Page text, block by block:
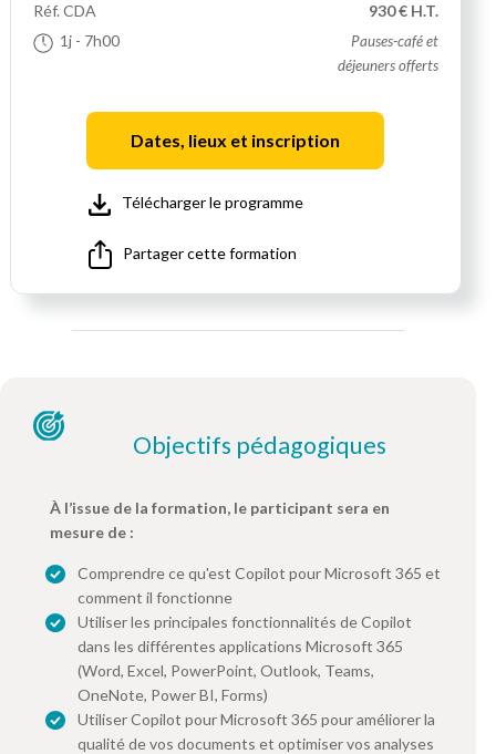
Réf.CDA
1j - 7h00
930 € H.T.
Pauses-café et
déjeuners offerts
Dates, lieux et inscription
Télécharger le programme
Partager cette formation
Objectifs pédagogiques
À l’issue de la formation, le participant sera en
mesure de :
Comprendre ce qu'est Copilot pour Microsoft 365 et
comment il fonctionne
Utiliser les principales fonctionnalités de Copilot
dans les différentes applications Microsoft 365
(Word, Excel, PowerPoint, Outlook, Teams,
OneNote, Power BI, Forms)
Utiliser Copilot pour Microsoft 365 pour améliorer la
qualité de vos documents et optimiser vos analyses